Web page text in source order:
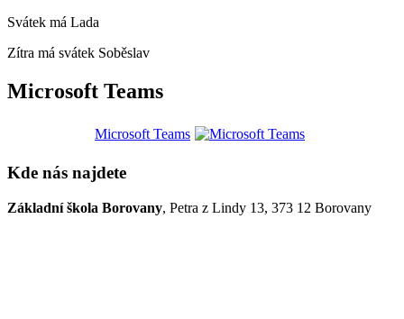
Svátek má Lada
Zítra má svátek Soběslav
Microsoft Teams
Microsoft Teams
Kde nás najdete
Základní škola Borovany, Petra z Lindy 13, 373 12 Borovany